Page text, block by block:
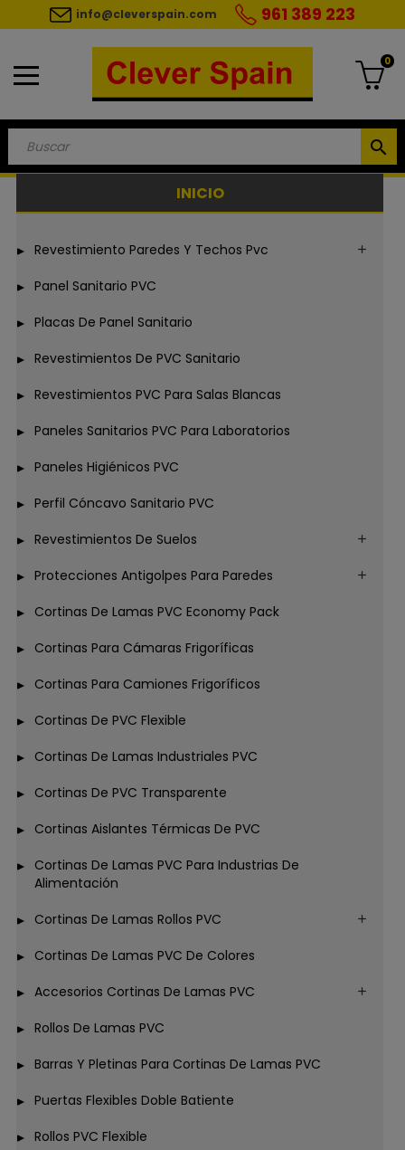
info@cleverspain.com 961 389 223
search
0
INICIO
Revestimiento Paredes Y Techos Pvc
Panel Sanitario PVC
Placas De Panel Sanitario
Revestimientos De PVC Sanitario
Revestimientos PVC Para Salas Blancas
Paneles Sanitarios PVC Para Laboratorios
Paneles Higiénicos PVC
Perfil Cóncavo Sanitario PVC
Revestimientos De Suelos
Protecciones Antigolpes Para Paredes
Cortinas De Lamas PVC Economy Pack
Cortinas Para Cámaras Frigoríficas
Cortinas Para Camiones Frigoríficos
Cortinas De PVC Flexible
Cortinas De Lamas Industriales PVC
Cortinas De PVC Transparente
Cortinas Aislantes Térmicas De PVC
Cortinas De Lamas PVC Para Industrias De
Alimentación
Cortinas De Lamas Rollos PVC
Cortinas De Lamas PVC De Colores
Accesorios Cortinas De Lamas PVC
Rollos De Lamas PVC
Barras Y Pletinas Para Cortinas De Lamas PVC
Puertas Flexibles Doble Batiente
Rollos PVC Flexible